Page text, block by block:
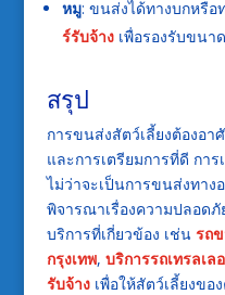
หมู: ขนส่งได้ทางบกหรือ
ร์รับจ้างเพื่อรองรับขนา
สรุป
การขนส่งสัตว์เลี้ยงต้องอ
และการเตรียมการที่ดี กา
ไม่ว่าจะเป็นการขนส่งทาง
พิจารณาเรื่องความปลอด
บริการที่เกี่ยวข้อง เช่น รถ
กรุงเทพ, บริการรถเทรลเล
รับจ้างเพื่อให้สัตว์เลี้ยงขอ